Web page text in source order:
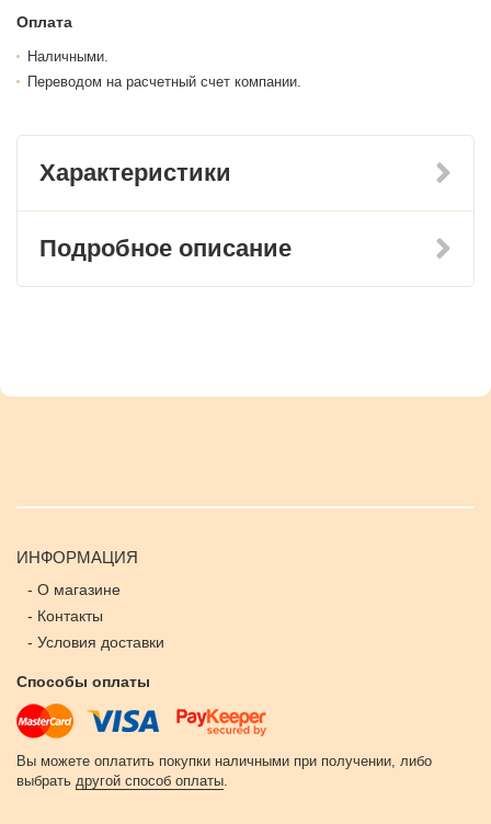
Оплата
Наличными.
Переводом на расчетный счет компании.
Характеристики
Подробное описание
ИНФОРМАЦИЯ
- О магазине
- Контакты
- Условия доставки
Способы оплаты
Вы можете оплатить покупки наличными при получении, либо
выбрать другой способ оплаты.